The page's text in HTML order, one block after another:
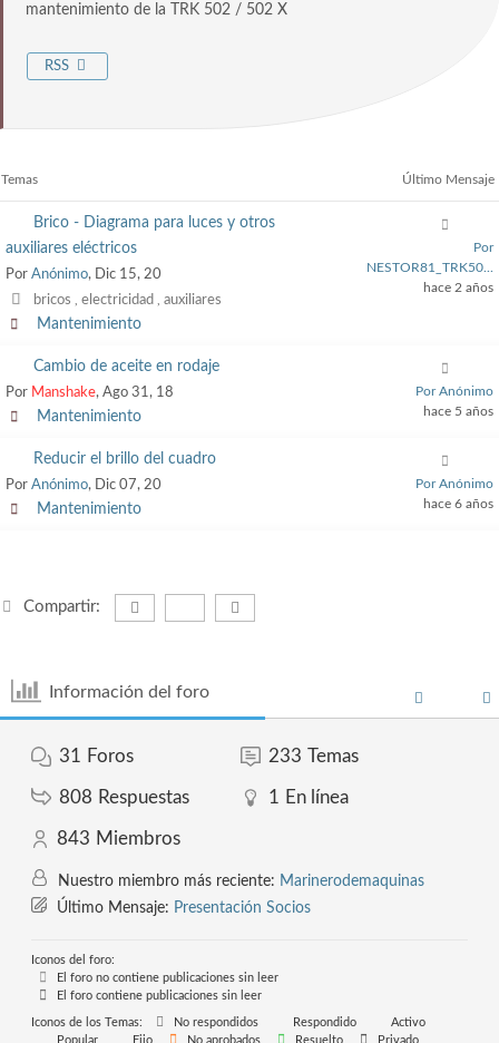
mantenimiento de la TRK 502 / 502 X
RSS
Temas Último Mensaje
Brico - Diagrama para luces y otros
auxiliares eléctricos
Por Anónimo, Dic 15, 20
bricos
electricidad auxiliares
Mantenimiento
Por
NESTOR81_TRK50...
hace 2 años
Cambio de aceite en rodaje
Por Manshake, Ago 31, 18
Mantenimiento
Por Anónimo
hace 5 años
Reducir el brillo del cuadro
Por Anónimo, Dic 07, 20
Mantenimiento
Por Anónimo
hace 6 años
Compartir:
Información del foro
31 Foros 233 Temas
808 Respuestas 1 En línea
843 Miembros
Nuestro miembro más reciente: Marinerodemaquinas
Último Mensaje: Presentación Socios
Iconos del foro:
El foro no contiene publicaciones sin leer
El foro contiene publicaciones sin leer
Iconos de los Temas: No respondidos Respondido
Activo
Popular
Fijo No aprobados Resuelto Privado